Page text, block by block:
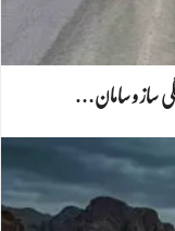
ساز و سامان…